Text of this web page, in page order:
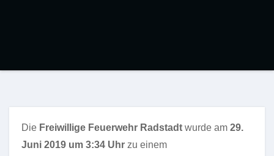
Die Freiwillige Feuerwehr Radstadt wurde am 29.
Juni 2019 um 3:34 Uhr zu einem